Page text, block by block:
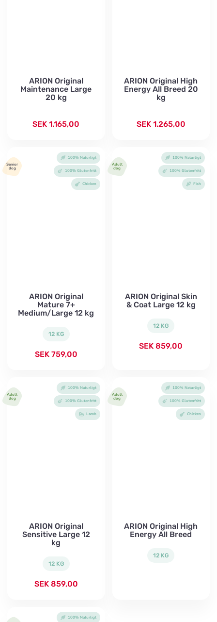
ARION Original
Maintenance Large
20 kg
SEK1.165,00
ARION Original High
Energy All Breed 20
kg
SEK 1.265,00
Senior
dog
100% Naturligt
100% Glutenfritt
Chicken
ARION Original
Mature 7+
Medium/Large 12 kg
12 KG
SEK 759,00
Adult
dog
100% Naturligt
100% Glutenfritt
Fish
ARION Original Skin
& Coat Large 12 kg
12 KG
SEK859,00
Adult
dog
100% Naturligt
100% Glutenfritt
Lamb
ARION Original
Sensitive Large 12
kg
12 KG
SEK 859,00
Adult
dog
100% Naturligt
100% Glutenfritt
Chicken
ARION Original High
Energy All Breed
12 KG
100% Naturligt